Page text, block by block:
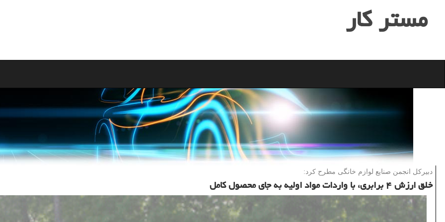
مستر كار
دبیركل انجمن صنایع لوازم خانگی مطرح كرد:
خلق ارزش ۴ برابری، با واردات مواد اولیه به جای محصول كامل